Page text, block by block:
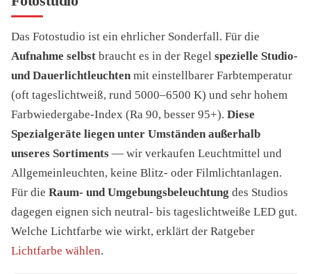
Das Fotostudio ist ein ehrlicher Sonderfall. Für die
Aufnahme selbst braucht es in der Regel spezielle Studio-
und Dauerlichtleuchten mit einstellbarer Farbtemperatur
(oft tageslichtweiß, rund 5000–6500 K) und sehr hohem
Farbwiedergabe-Index (Ra 90, besser 95+). Diese
Spezialgeräte liegen unter Umständen außerhalb
unseres Sortiments — wir verkaufen Leuchtmittel und
Allgemeinleuchten, keine Blitz- oder Filmlichtanlagen.
Für die Raum- und Umgebungsbeleuchtung des Studios
dagegen eignen sich neutral- bis tageslichtweiße LED gut.
Welche Lichtfarbe wie wirkt, erklärt der Ratgeber
Lichtfarbe wählen.